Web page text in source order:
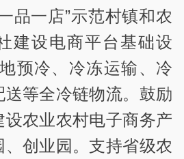
品一店”示范村镇和农
建设电商平台基础设
预冷、冷冻运输、冷
送等全冷链物流。鼓励
农业农村电子商务产
创业园。支持省级农